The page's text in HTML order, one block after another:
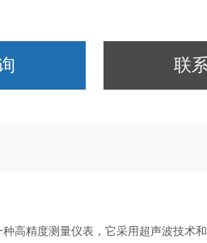
联
高精度测量仪表，它采用超声波技术